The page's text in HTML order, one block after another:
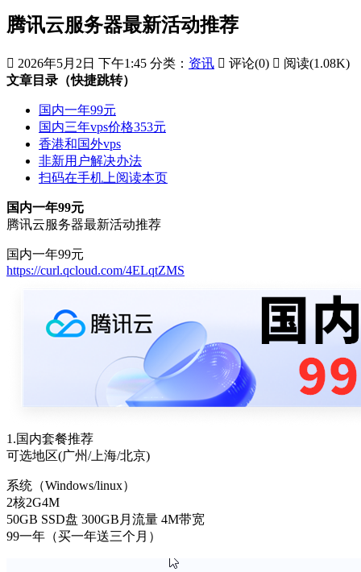
腾讯云服务器最新活动推荐
 2026年5月2日 下午1:45 分类： 资讯  评论(0)  阅读(1.08K)
文章目录（快捷跳转）
国内一年99元
国内三年vps价格353元
香港和国外vps
非新用户解决办法
扫码在手机上阅读本页
国内一年99元
腾讯云服务器最新活动推荐
国内一年99元
https://curl.qcloud.com/4ELqtZMS
1.国内套餐推荐
可选地区(广州/上海/北京)
系统（Windows/linux）
2核2G4M
50GB SSD盘 300GB月流量 4M带宽
99一年（买一年送三个月）